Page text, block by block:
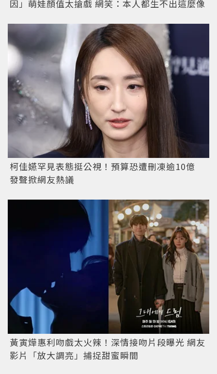
因」萌娃顏值太搶戲 網笑：本人都生不出這麼像
柯佳嬿罕見表態挺公視！預算恐遭刪凍逾10億
發聲掀網友熱議
黃寅燁惠利吻戲太火辣！深情接吻片段曝光 網友
影片「放大調亮」捕捉甜蜜瞬間